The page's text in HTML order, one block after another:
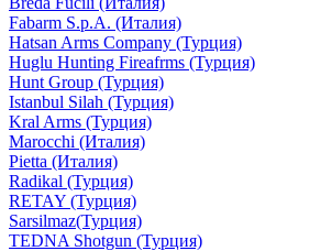
Fabarm S.p.A. (Италия)
Hatsan Arms Company (Турция)
Huglu Hunting Fireafrms (Турция)
Hunt Group (Турция)
Istanbul Silah (Турция)
Kral Arms (Турция)
Marocchi (Италия)
Pietta (Италия)
Radikal (Турция)
RETAY (Турция)
Sarsilmaz(Турция)
TEDNA Shotgun (Турция)